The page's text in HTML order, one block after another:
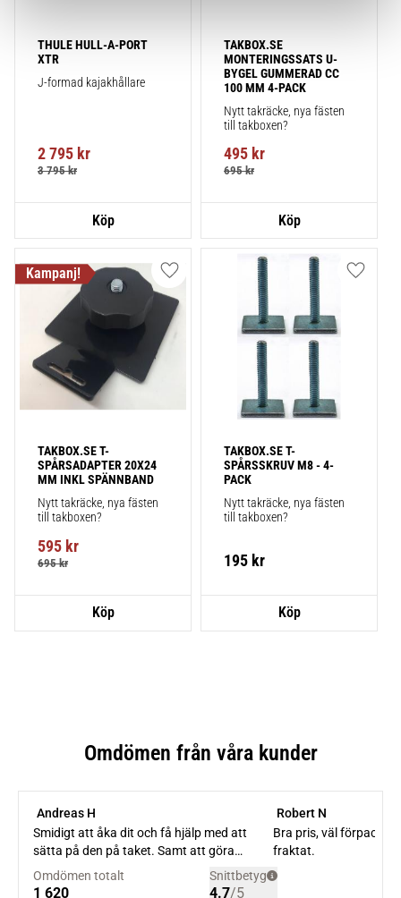
THULE HULL-A-PORT
XTR
J-formad kajakhållare
2 795 kr
3 795kr
TAKBOX.SE
MONTERINGSSATS U-
BYGEL GUMMERAD CC
100 MM 4-PACK
Nytt takräcke, nya fästen
till takboxen?
495 kr
695kr
TAKBOX.SE T-
SPÅRSADAPTER 20X24
MM INKL SPÄNNBAND
Nytt takräcke, nya fästen
till takboxen?
595 kr
695kr
Lägg till i favoriter
TAKBOX.SE T-
SPÅRSSKRUV M8 - 4-
PACK
Nytt takräcke, nya fästen
till takboxen?
195 kr
Lägg